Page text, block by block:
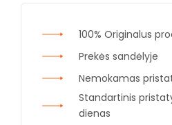
100% Originalus
Prekės sandėlyje
Nemokamas
Standartinis
dienas